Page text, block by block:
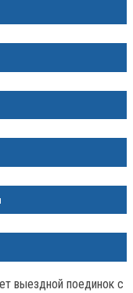
выездной поединок с